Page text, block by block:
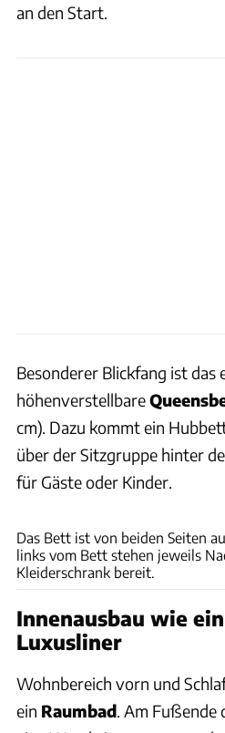
an den Start.
Besonderer Blickfang ist das
höhenverstellbare
cm). Dazu kommt ein
über der Sitzgruppe hinter
für Gäste oder Kinder.
Das Bett ist von beiden Seiten
links vom Bett stehen jeweils
Kleiderschrank bereit.
Innenausbau wie
Luxusliner
Wohnbereich vorn und
ein Raumbad. Am Fußende